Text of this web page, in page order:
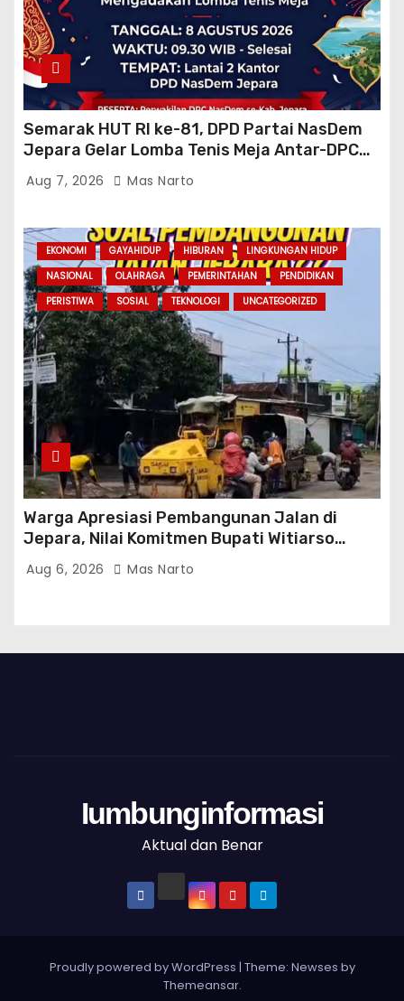
Semarak HUT RI ke-81, DPD Partai NasDem
Jepara Gelar Lomba Tenis Meja Antar-DPC
Se-Kabupaten
Aug 7, 2026 Mas Narto
EKONOMI GAYAHIDUP HIBURAN
LINGKUNGAN HIDUP
NASIONAL
OLAHRAGA PEMERINTAHAN
PENDIDIKAN
PERISTIWA
SOSIAL TEKNOLOGI UNCATEGORIZED
Warga Apresiasi Pembangunan Jalan di
Jepara, Nilai Komitmen Bupati Witiarso
Tingkatkan Infrastruktur dan Perekonomian
Aug 6, 2026 Mas Narto
Iumbunginformasi
Aktual dan Benar
Proudly powered by WordPress | Theme: Newses by
Themeansar.